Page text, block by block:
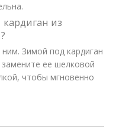
из
Зимой под кардиган
ее шелковой
чтобы мгновенно